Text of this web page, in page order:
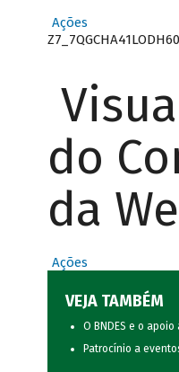
Ações
do
da
Ações
VEJA TAMBÉM
O BNDES e o
Patrocínio a